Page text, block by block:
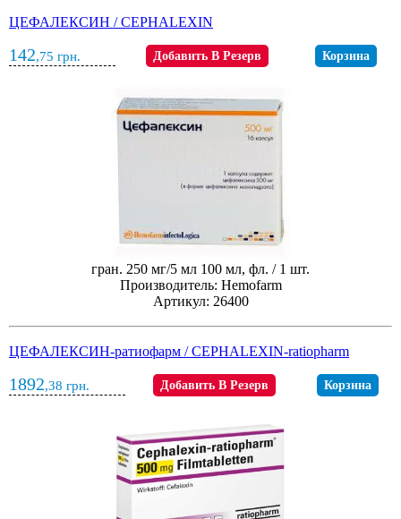
ЦЕФАЛЕКСИН / CEPHALEXIN
142,75 грн. Добавить В Резерв Корзина
гран. 250 мг/5 мл 100 мл, фл. / 1 шт.
Производитель: Hemofarm
Артикул: 26400
ЦЕФАЛЕКСИН-ратиофарм / CEPHALEXIN-ratiopharm
1892,38 грн. Добавить В Резерв Корзина